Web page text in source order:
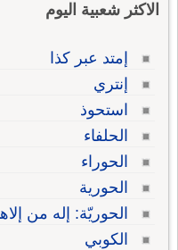
الاكثر شعبية اليوم
إمتد عبر كذا
إنتري
استحوذ
الحلفاء
الحوراء
الحورية
الحوريّة: إله من
الكوبي